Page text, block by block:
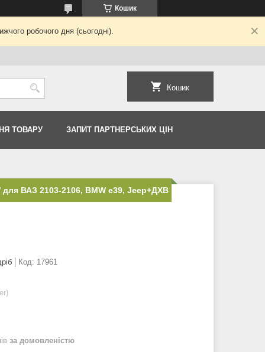
Кошик
робочого дня (сьогодні).
Кошик
ТОВАРУ ЗАПИТ ПАРТНЕРСЬКИХ ЦІН
ВАЗ 2103-2106, BMW e39, Jeep+ДХВ
Код: 17961
за домовленістю